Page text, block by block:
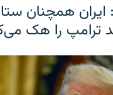
همچنان
ترامپ را هک